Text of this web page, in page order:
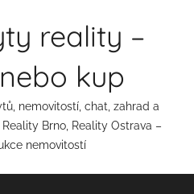
reality –
kup
nemovitostí, chat, zahrad a
Brno, Reality Ostrava –
nemovitostí